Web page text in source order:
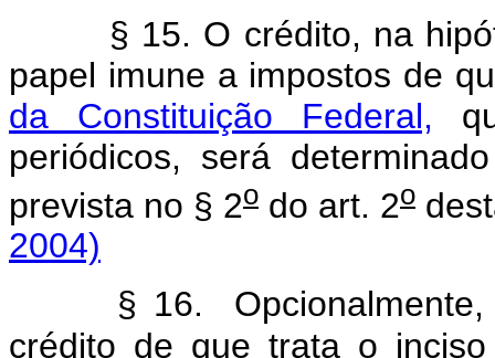
§ 15. O crédito, na
papel imune a impostos de
da Constituição Federal,
periódicos, será
prevista no § 2o do art. 2o
2004)
§ 16. Opcionalmente, o
crédito de que trata o